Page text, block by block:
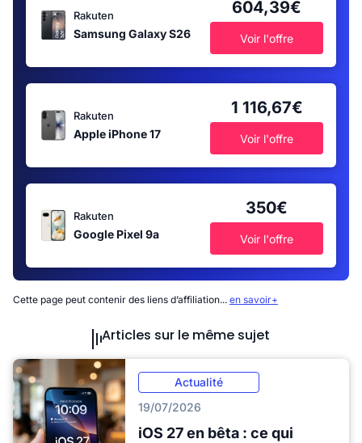
Rakuten
Samsung Galaxy S26
604,39€
Voir l'offre
Rakuten
Apple iPhone 17
1 116,67€
Voir l'offre
Rakuten
Google Pixel 9a
350€
Voir l'offre
Cette page peut contenir des liens d’affiliation... en savoir+
Articles sur le même sujet
Actualité
19/07/2026
iOS 27 en bêta : ce qui